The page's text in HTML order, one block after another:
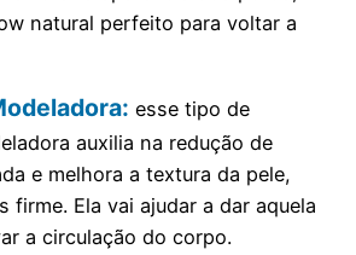
natural perfeito para voltar a
esse tipo de
auxilia na redução de
e melhora a textura da pele,
firme. Ela vai ajudar a dar aquela
a circulação do corpo.